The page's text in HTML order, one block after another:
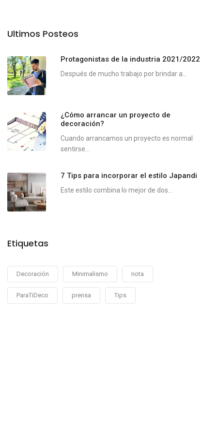
Ultimos Posteos
Protagonistas de la industria 2021/2022
Después de mucho trabajo por brindar a...
¿Cómo arrancar un proyecto de
decoración?
Cuando arrancamos un proyecto es normal
sentirse...
7 Tips para incorporar el estilo Japandi
Este estilo combina lo mejor de dos...
Etiquetas
Decoración Minimalismo nota
ParaTiDeco prensa Tips